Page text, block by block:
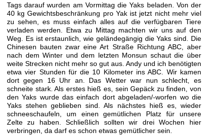
Tags darauf wurden am Vormittag die Yaks beladen. Von der
40 kg Gewichtsbeschränkung pro Yak ist jetzt nicht mehr viel
zu sehen, es muss einfach alles auf die verfügbaren Tiere
verladen werden. Etwa zu Mittag machten wir uns auf den
Weg. Es ist erstaunlich, wie geländegängig die Yaks sind. Die
Chinesen bauten zwar eine Art Straße Richtung ABC, aber
nach dem Winter und dem letzten Monsun schaut die über
weite Strecken nicht mehr so gut aus. Andy und ich benötigten
etwa vier Stunden für die 10 Kilometer ins ABC. Wir kamen
dort gegen 16 Uhr an. Das Wetter war nun schlecht, es
schneite stark. Als erstes hieß es, sein Gepäck zu finden, von
den Yaks wurde das einfach dort abgeladen/-worfen wo die
Yaks stehen geblieben sind. Als nächstes hieß es, wieder
schneeschaufeln, um einen gemütlichen Platz für unsere
Zelte zu haben. Schließlich sollten wir drei Wochen hier
verbringen, da darf es schon etwas gemütlicher sein.